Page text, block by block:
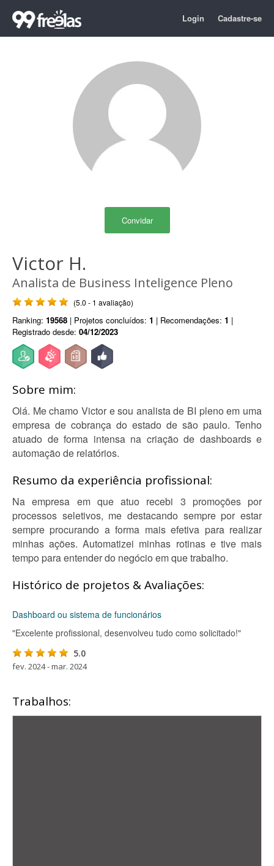
Login Cadastre-se
Convidar
Victor H.
Analista de Business Inteligence Pleno
(5.0 - 1 avaliação)
Ranking: 19568 | Projetos concluídos: 1 | Recomendações: 1 |
Registrado desde: 04/12/2023
Sobre mim:
Olá. Me chamo Victor e sou analista de BI pleno em uma
empresa de cobrança do estado de são paulo. Tenho
atuado de forma intensa na criação de dashboards e
automação de relatórios.
Resumo da experiência profissional:
Na empresa em que atuo recebi 3 promoções por
processos seletivos, me destacando sempre por estar
sempre procurando a forma mais efetiva para realizar
minhas ações. Automatizei minhas rotinas e tive mais
tempo para entender do negócio em que trabalho.
Histórico de projetos & Avaliações:
Dashboard ou sistema de funcionários
"Excelente profissional, desenvolveu tudo como solicitado!"
5.0
fev. 2024 - mar. 2024
Trabalhos: